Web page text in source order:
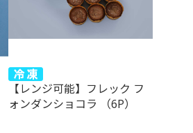
【レンジ可能】フレック フ
ォンダンショコラ （6P）